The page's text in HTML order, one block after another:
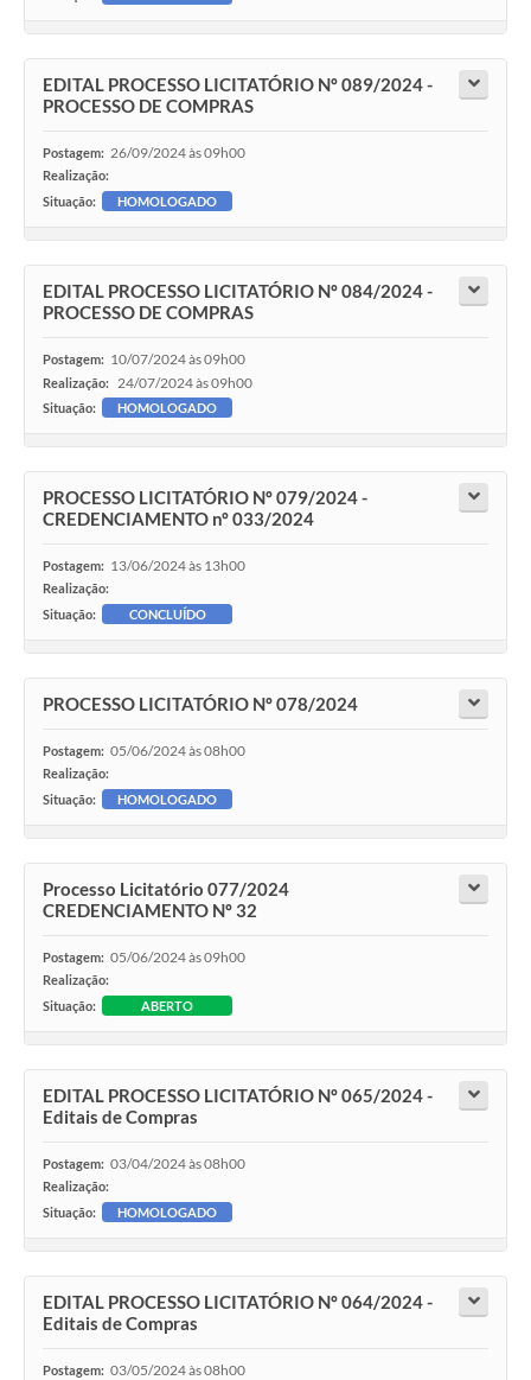
EDITAL PROCESSO LICITATÓRIO Nº 089/2024 -
PROCESSO DE COMPRAS
Postagem: 26/09/2024 às 09h00
Realização:
Situação:
HOMOLOGADO
EDITAL PROCESSO LICITATÓRIO Nº 084/2024 -
PROCESSO DE COMPRAS
Postagem: 10/07/2024 às 09h00
Realização: 24/07/2024 às 09h00
Situação: HOMOLOGADO
PROCESSO LICITATÓRIO Nº 079/2024 -
CREDENCIAMENTO nº 033/2024
Postagem: 13/06/2024 às 13h00
Realização:
Situação:
CONCLUÍDO
PROCESSO LICITATÓRIO Nº 078/2024
Postagem: 05/06/2024 às 08h00
Realização:
Situação:
HOMOLOGADO
Processo Licitatório 077/2024
CREDENCIAMENTO Nº 32
Postagem: 05/06/2024 às 09h00
Realização:
Situação:
ABERTO
EDITAL PROCESSO LICITATÓRIO Nº 065/2024 -
Editais de Compras
Postagem: 03/04/2024 às 08h00
Realização:
Situação:
HOMOLOGADO
EDITAL PROCESSO LICITATÓRIO Nº 064/2024 -
Editais de Compras
Postagem: 03/05/2024 às 08h00